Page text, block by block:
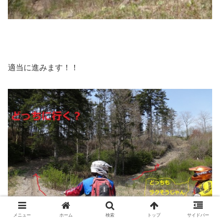
適当に進みます！！
メニュー ホーム 検索 トップ サイドバー